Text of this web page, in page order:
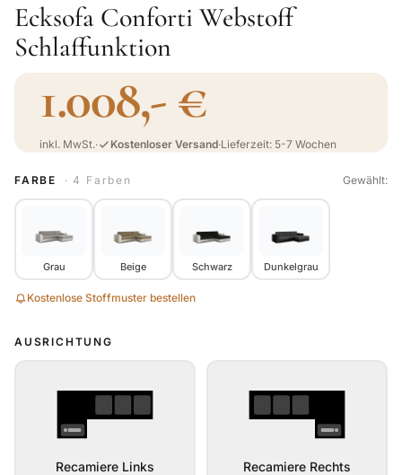
Ecksofa Conforti Webstoff
Schlaffunktion
1.008,- €
inkl. MwSt.· Kostenloser Versand·Lieferzeit: 5-7 Wochen
FARBE · 4 Farben Gewählt:
Grau Beige Schwarz Dunkelgrau
Kostenlose Stoffmuster bestellen
AUSRICHTUNG
Recamiere Links Recamiere Rechts